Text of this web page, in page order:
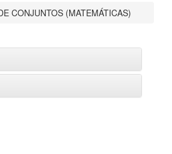
CONJUNTOS (MATEMÁTICAS)